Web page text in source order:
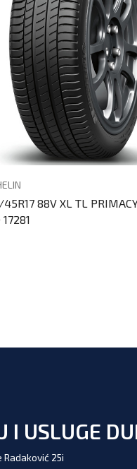
88V XL TL
17281
I USLUGE
Radaković 25i